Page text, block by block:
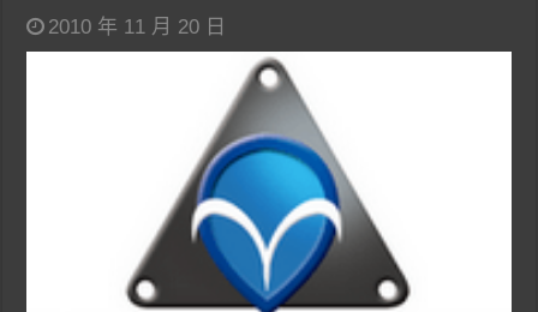
2010 年 11 月 20 日